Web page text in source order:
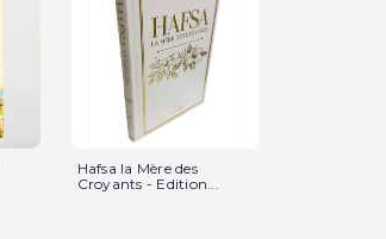
Hafsa la Mère des
Croyants - Edition...